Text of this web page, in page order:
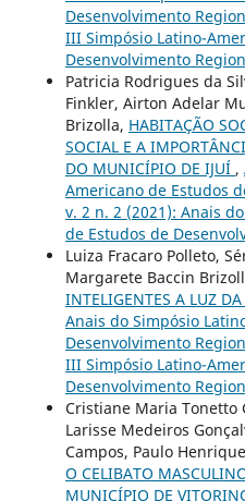
Desenvolvimento
III Simpósio Latino-
Desenvolvimento
Patricia Rodrigues da
Finkler, Airton Adelar
Brizolla, HABITAÇÃO
SOCIAL E A
DO MUNICÍPIO DE IJUÍ ,
Americano de Estudos
v. 2 n. 2 (2021): Anais
de Estudos de
Luiza Fracaro Polleto,
Margarete Baccin
INTELIGENTES A LUZ
Anais do Simpósio
Desenvolvimento
III Simpósio Latino-
Desenvolvimento
Cristiane Maria Tonetto
Larisse Medeiros
Campos, Paulo
O CELIBATO
MUNICÍPIO DE